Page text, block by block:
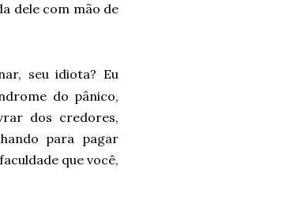
dele com mão de
seu idiota? Eu
do pânico,
dos credores,
para pagar
que você,